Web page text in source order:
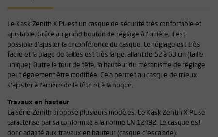
Le Kask Zenith X PL est un casque de sécurité très confortable et
ajustable. Grâce au grand bouton de réglage à l'arrière, il est
possible d'ajuster la circonférence du casque. Le réglage est très
facile et la plage de tailles est très large, allant de 52 à 63 cm (taille
unique). Outre le tour de tête, la hauteur du mécanisme de réglage
peut également être modifiée. Cela permet au casque de mieux
s'ajuster à l'arrière de la tête et à la nuque.
Travaux en hauteur
La série Zenith propose plusieurs modèles. Le Kask Zentih X PL se
caractérise par sa conformité à la norme EN 12492. Le casque est
donc adapté aux travaux en hauteur (casque d'escalade).